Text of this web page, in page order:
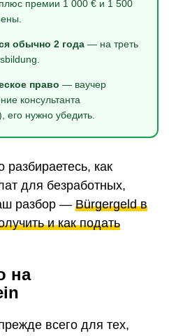
премии 1 000 € и 1 500
обычно 2 года — на треть
право — ваучер
консультанта
его нужно убедить.
как
для безработных,
разбор — Bürgergeld в
и как подать
на
всего для тех,